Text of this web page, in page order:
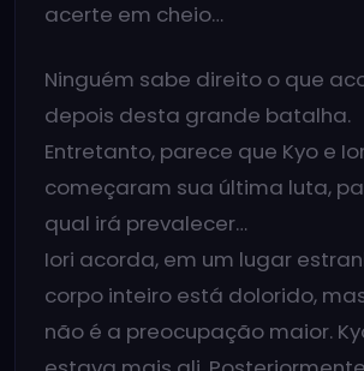
acerte em cheio…
Ninguém sabe direito o que
depois desta grande batalha.
Entretanto, parece que Kyo e
começaram sua última luta,
qual irá prevalecer…
Iori acorda, em um lugar
corpo inteiro está dolorido,
não é a preocupação maior.